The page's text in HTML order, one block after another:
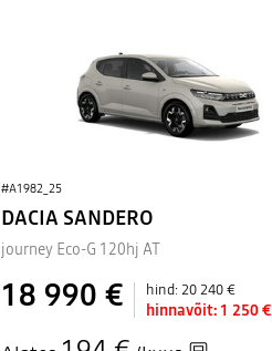
#A1982_25
DACIA SANDERO
journey Eco-G 120hj AT
18 990 € hind:20 240 €
hinnavõit: 1 250 €